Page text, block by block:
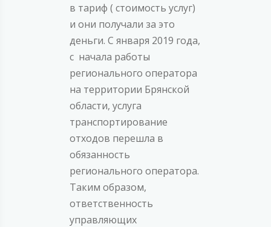
в тариф ( стоимость услуг)
и они получали за это
деньги. С января 2019 года,
с начала работы
регионального оператора
на территории Брянской
области, услуга
транспортирование
отходов перешла в
обязанность
регионального оператора.
Таким образом,
ответственность
управляющих